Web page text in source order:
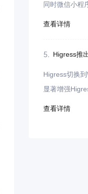
同时微信小程
进行注册申请
查看详情
5.
Higress切换
显著增强
行时已从V8
查看详情